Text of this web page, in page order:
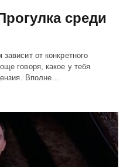
среди
от конкретного
говоря, какое у тебя
Вполне…